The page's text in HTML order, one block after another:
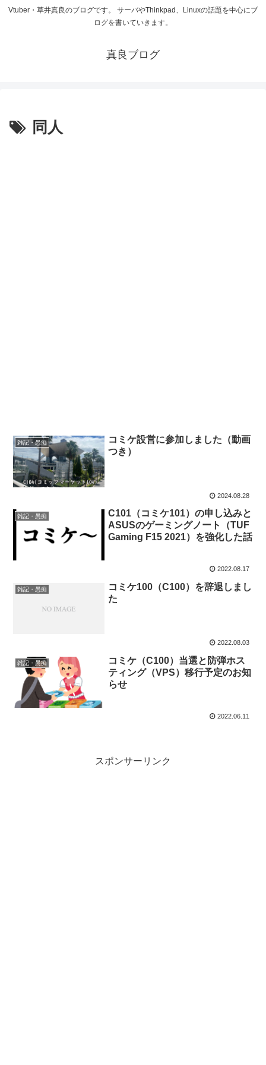
Vtuber・草井真良のブログです。 サーバやThinkpad、Linuxの話題を中心にブ
ログを書いていきます。
真良ブログ
同人
雑記・愚痴
コミケ設営に参加しました（動画
つき）
2024.08.28
雑記・愚痴
C101（コミケ101）の申し込みと
ASUSのゲーミングノート（TUF
Gaming F15 2021）を強化した話
2022.08.17
雑記・愚痴
コミケ100（C100）を辞退しまし
た
2022.08.03
雑記・愚痴
コミケ（C100）当選と防弾ホス
ティング（VPS）移行予定のお知
らせ
2022.06.11
スポンサーリンク